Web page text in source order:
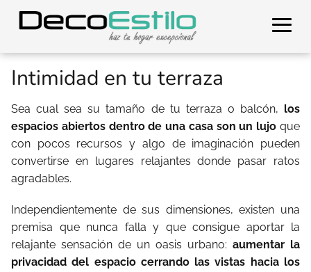
Intimidad en tu terraza
Sea cual sea su tamaño de tu terraza o balcón, los
espacios abiertos dentro de una casa son un lujo que
con pocos recursos y algo de imaginación pueden
convertirse en lugares relajantes donde pasar ratos
agradables.
Independientemente de sus dimensiones, existen una
premisa que nunca falla y que consigue aportar la
relajante sensación de un oasis urbano: aumentar la
privacidad del espacio cerrando las vistas hacia los